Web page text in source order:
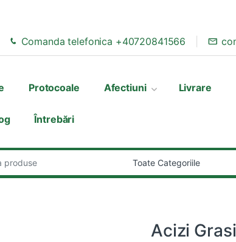
Comanda telefonica +40720841566
Protocoale Afectiuni Livrare
Întrebări
Acizi